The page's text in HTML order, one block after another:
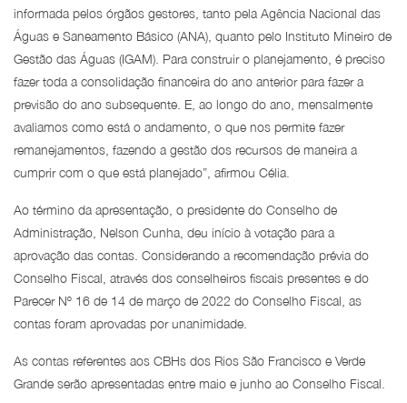
informada pelos órgãos gestores, tanto pela Agência Nacional das
Águas e Saneamento Básico (ANA), quanto pelo Instituto Mineiro de
Gestão das Águas (IGAM). Para construir o planejamento, é preciso
fazer toda a consolidação financeira do ano anterior para fazer a
previsão do ano subsequente. E, ao longo do ano, mensalmente
avaliamos como está o andamento, o que nos permite fazer
remanejamentos, fazendo a gestão dos recursos de maneira a
cumprir com o que está planejado”, afirmou Célia.
Ao término da apresentação, o presidente do Conselho de
Administração, Nelson Cunha, deu início à votação para a
aprovação das contas. Considerando a recomendação prévia do
Conselho Fiscal, através dos conselheiros fiscais presentes e do
Parecer Nº 16 de 14 de março de 2022 do Conselho Fiscal, as
contas foram aprovadas por unanimidade.
As contas referentes aos CBHs dos Rios São Francisco e Verde
Grande serão apresentadas entre maio e junho ao Conselho Fiscal.